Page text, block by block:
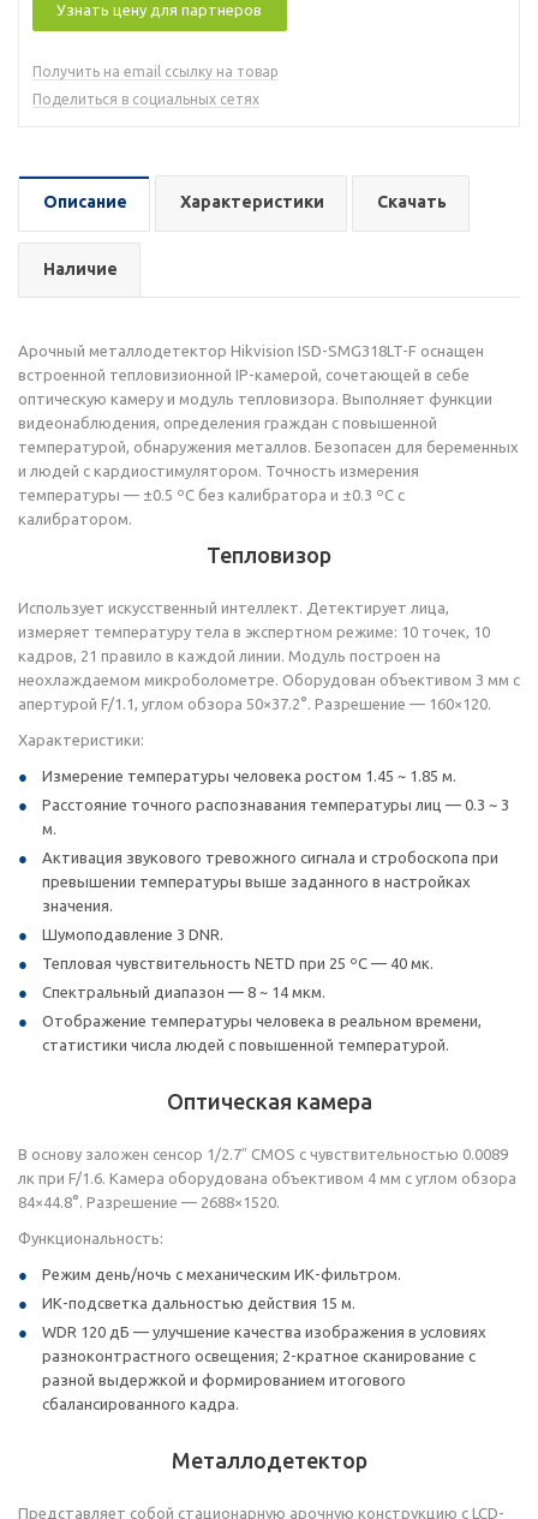
Узнать цену для партнеров
Получить на email ссылку на товар
Поделиться в социальных сетях
Описание Характеристики Скачать
Наличие
Арочный металлодетектор Hikvision ISD-SMG318LT-F оснащен
встроенной тепловизионной IP-камерой, сочетающей в себе
оптическую камеру и модуль тепловизора. Выполняет функции
видеонаблюдения, определения граждан с повышенной
температурой, обнаружения металлов. Безопасен для беременных
и людей с кардиостимулятором. Точность измерения
температуры — ±0.5 ºС без калибратора и ±0.3 ºС с
калибратором.
Тепловизор
Использует искусственный интеллект. Детектирует лица,
измеряет температуру тела в экспертном режиме: 10 точек, 10
кадров, 21 правило в каждой линии. Модуль построен на
неохлаждаемом микроболометре. Оборудован объективом 3 мм с
апертурой F/1.1, углом обзора 50×37.2°. Разрешение — 160×120.
Характеристики:
Измерение температуры человека ростом 1.45 ~ 1.85 м.
Расстояние точного распознавания температуры лиц — 0.3 ~ 3
м.
Активация звукового тревожного сигнала и стробоскопа при
превышении температуры выше заданного в настройках
значения.
Шумоподавление 3 DNR.
Тепловая чувствительность NETD при 25 ºС — 40 мк.
Спектральный диапазон — 8 ~ 14 мкм.
Отображение температуры человека в реальном времени,
статистики числа людей с повышенной температурой.
Оптическая камера
В основу заложен сенсор 1/2.7″ CMOS с чувствительностью 0.0089
лк при F/1.6. Камера оборудована объективом 4 мм с углом обзора
84×44.8°. Разрешение — 2688×1520.
Функциональность:
Режим день/ночь с механическим ИК-фильтром.
ИК-подсветка дальностью действия 15 м.
WDR 120 дБ — улучшение качества изображения в условиях
разноконтрастного освещения; 2-кратное сканирование с
разной выдержкой и формированием итогового
сбалансированного кадра.
Металлодетектор
Представляет собой стационарную арочную конструкцию с LCD-